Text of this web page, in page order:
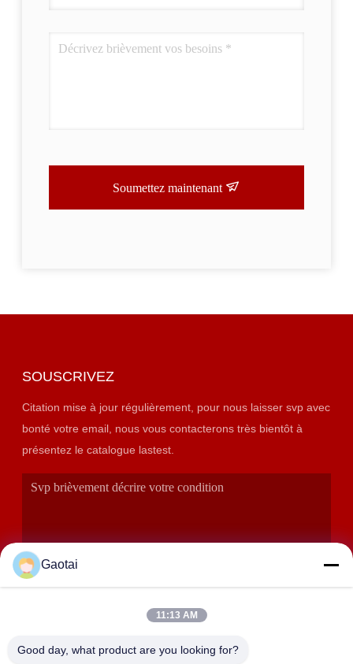
Soumettez maintenant
SOUSCRIVEZ
Citation mise à jour régulièrement, pour nous laisser svp avec
bonté votre email, nous vous contacterons très bientôt à
présentez le catalogue lastest.
Gaotai
11:13 AM
Good day, what product are you looking for?